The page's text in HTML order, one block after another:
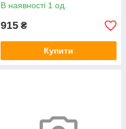
В наявності 1 од.
915 ₴
Купити